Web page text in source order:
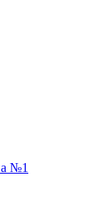
№1